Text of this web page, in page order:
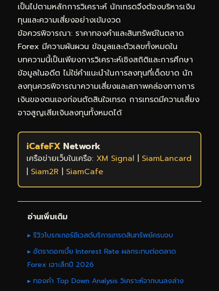
เป็นไปตามหลักการวิเคราะห์ นักเทรดจึงต้องบริหารเงิน
ทุนและความเสี่ยงอย่างเข้มงวด
ข้อควรพิจารณา: ราคาทองคำและสินทรัพย์ในตลาด
Forex มีความผันผวน ข้อมูลและตัวเลขทั้งหมดใน
บทความนี้เป็นเพียงการวิเคราะห์เชิงสถิติและการศึกษา
ข้อมูลในอดีต ไม่ใช่คำแนะนำในการลงทุนที่เด็ดขาด นัก
ลงทุนควรพิจารณาความเสี่ยงและสภาพคล่องทางการ
เงินของตนเองก่อนตัดสินใจเทรด การเทรดมีความเสี่ยง
อาจสูญเสียเงินลงทุนทั้งหมดได้
iCafeFX Network
เครือข่ายเว็บในเครือ: XM Signal | SiamLancard
| Siam2R | SiamCafe
อ่านเพิ่มเติม
▸ รีวิวโบรกเกอร์อีเวสต์บริการเทรดสินทรัพย์ครบจบ
▸ อัตราดอกเบี้ย Interest Rate ผลกระทบต่อตลาด
Forex เจาะลึกปี 2026
▸ ทองคำ Top Down Analysis วิเคราะห์จากบนลงล่าง